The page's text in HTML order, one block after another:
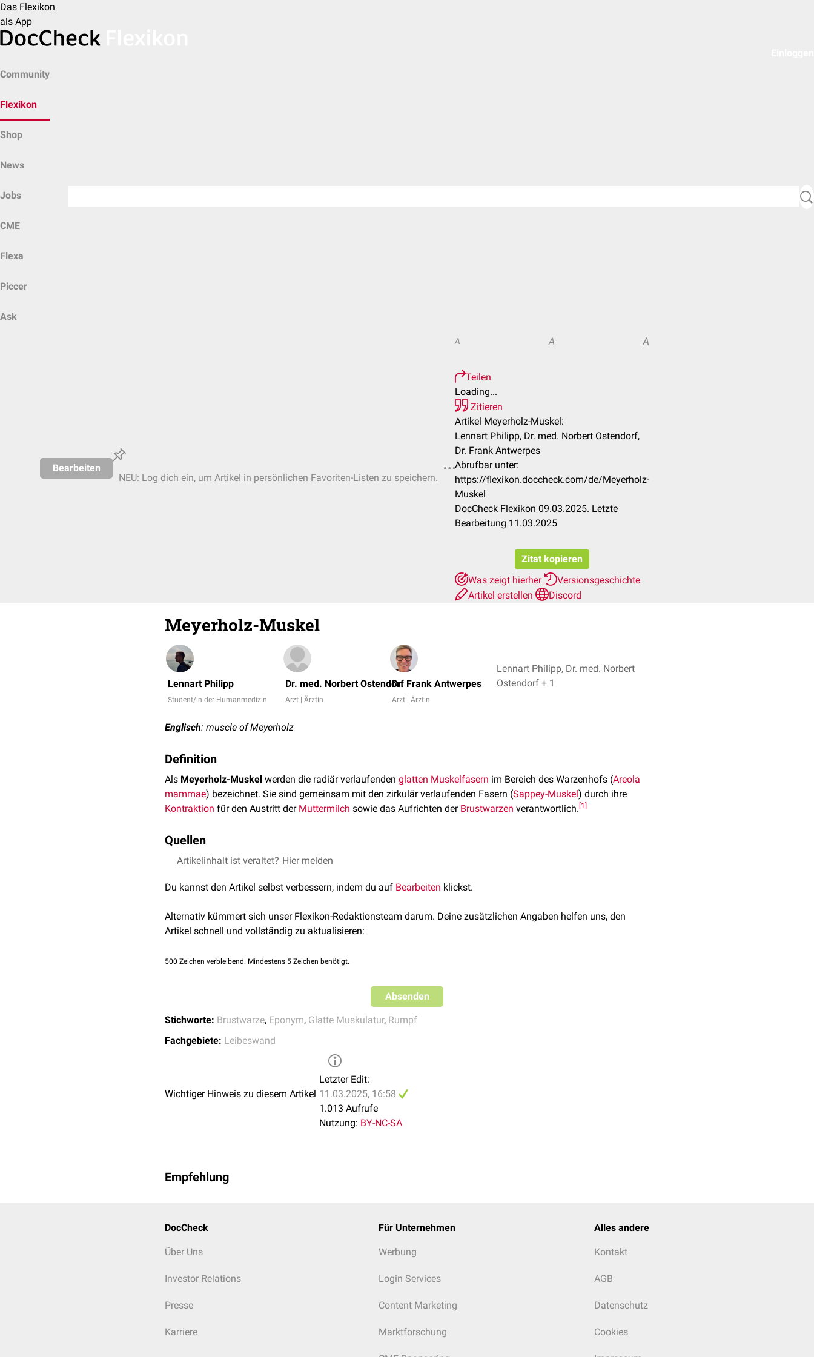
Das Flexikon
als App
Community
Flexikon
Shop
News
Jobs
CME
Flexa
Piccer
Ask
Bearbeiten
NEU: Log dich ein, um Artikel in persönlichen Favoriten-Listen zu speichern.
A A A
Teilen
Loading...
Zitieren
Artikel Meyerholz-Muskel:
Lennart Philipp, Dr. med. Norbert Ostendorf,
Dr. Frank Antwerpes
Abrufbar unter:
https://flexikon.doccheck.com/de/Meyerholz-
Muskel
DocCheck Flexikon 09.03.2025. Letzte
Bearbeitung 11.03.2025
Zitat kopieren
Was zeigt hierher
Versionsgeschichte
Artikel erstellen
Discord
Meyerholz-Muskel
Lennart Philipp
Student/in der Humanmedizin
Dr. med. Norbert Ostendorf
Arzt | Ärztin
Dr. Frank Antwerpes
Arzt | Ärztin
Lennart Philipp, Dr. med. Norbert
Ostendorf + 1
Englisch: muscle of Meyerholz
Definition
Als Meyerholz-Muskel werden die radiär verlaufenden glatten Muskelfasern im Bereich des Warzenhofs (Areola
mammae) bezeichnet. Sie sind gemeinsam mit den zirkulär verlaufenden Fasern (Sappey-Muskel) durch ihre
Kontraktion für den Austritt der Muttermilch sowie das Aufrichten der Brustwarzen verantwortlich.[1]
Quellen
↑ Zucca-Matthes G, Urban C, Vallejo A. Anatomy of the nipple and breast ducts. Gland Surg 2016;5(1):32-36.
Artikelinhalt ist veraltet? Hier melden
Du kannst den Artikel selbst verbessern, indem du auf Bearbeiten klickst.
Alternativ kümmert sich unser Flexikon-Redaktionsteam darum. Deine zusätzlichen Angaben helfen uns, den
Artikel schnell und vollständig zu aktualisieren:
500 Zeichen verbleibend. Mindestens 5 Zeichen benötigt.
Absenden
Stichworte: Brustwarze, Eponym, Glatte Muskulatur, Rumpf
Fachgebiete: Leibeswand
Wichtiger Hinweis zu diesem Artikel
Letzter Edit:
11.03.2025, 16:58
1.013 Aufrufe
Nutzung: BY-NC-SA
Empfehlung
DocCheck
Über Uns
Investor Relations
Presse
Karriere
Für Unternehmen
Werbung
Login Services
Content Marketing
Marktforschung
Alles andere
Kontakt
AGB
Datenschutz
Cookies